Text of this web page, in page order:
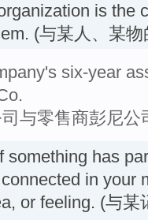
is the
(与某人、某
six-year
与零售商彭尼公
something has
in your
or feeling. (与